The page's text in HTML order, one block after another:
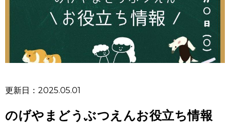
更新日：2025.05.01
のげやまどうぶつえんお役立ち情報